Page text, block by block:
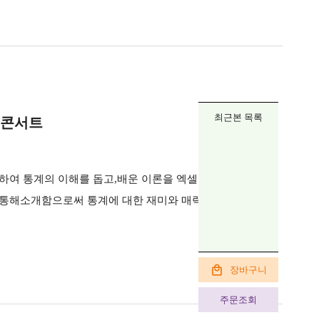
서트
여 통계의 이해를 돕고,배운 이론을 엑셀 프로그램으로 처
해소개함으로써 통계에 대한 재미와 매력을 느끼도록 하
최근본 목록
장바구니
주문조회